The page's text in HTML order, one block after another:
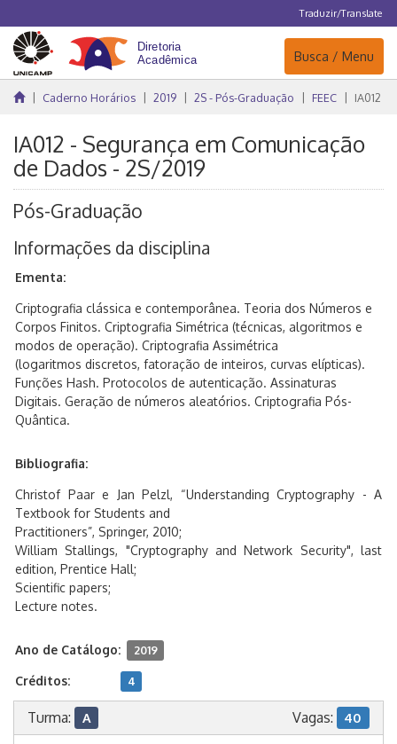
Traduzir/Translate
Navegação
Busca / Menu
Caderno Horários 2019 2S - Pós-Graduação FEEC IA012
IA012 - Segurança em Comunicação
de Dados - 2S/2019
Pós-Graduação
Informações da disciplina
Ementa:
Criptografia clássica e contemporânea. Teoria dos Números e
Corpos Finitos. Criptografia Simétrica (técnicas, algoritmos e
modos de operação). Criptografia Assimétrica
(logaritmos discretos, fatoração de inteiros, curvas elípticas).
Funções Hash. Protocolos de autenticação. Assinaturas
Digitais. Geração de números aleatórios. Criptografia Pós-
Quântica.
Bibliografia:
Christof Paar e Jan Pelzl, “Understanding Cryptography - A
Textbook for Students and
Practitioners”, Springer, 2010;
William Stallings, "Cryptography and Network Security", last
edition, Prentice Hall;
Scientific papers;
Lecture notes.
Ano de Catálogo: 2019
Créditos: 4
Turma: A Vagas: 40